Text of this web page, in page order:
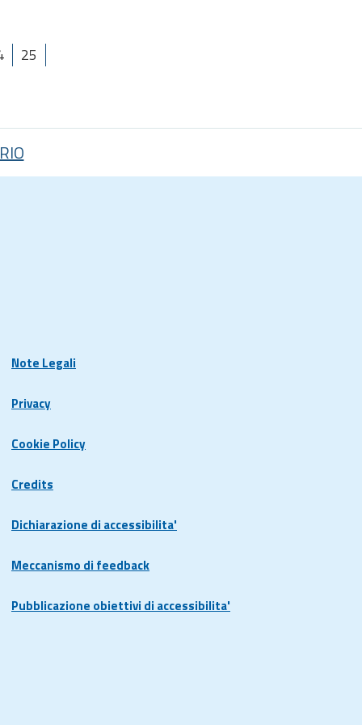
25
Note Legali
Privacy
Cookie Policy
Credits
Dichiarazione di accessibilita'
Meccanismo di feedback
Pubblicazione obiettivi di accessibilita'